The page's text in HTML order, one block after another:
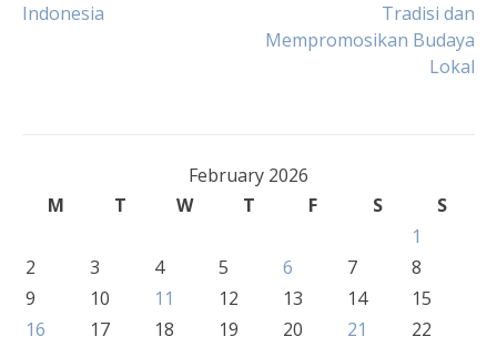
navigation
Indonesia
Tradisi dan
Mempromosikan Budaya
Lokal
February 2026
M
T W T F S
S
1
2
3 4 5 6 7
8
9
10 11 12 13 14
15
16
17 18 19 20 21
22